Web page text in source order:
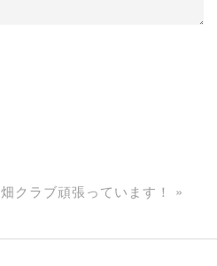
畑クラブ頑張っています！ »